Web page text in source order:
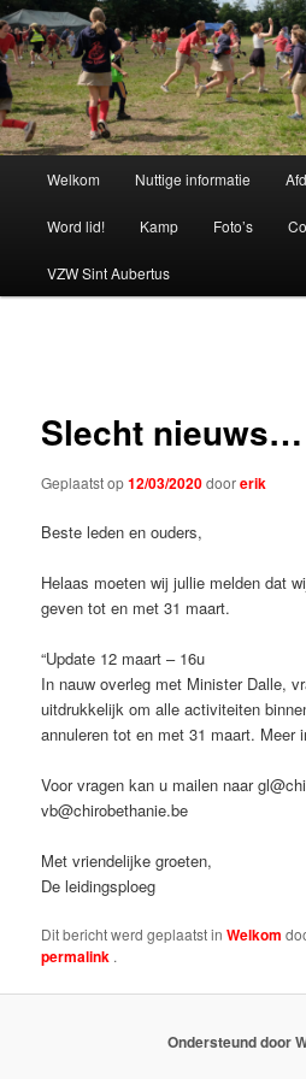
Spring
naar
de
primaire
inhoudChiro Bethanie
Welkom Nuttige informatie
Word lid! Kamp Foto’s
VZW Sint Aubertus
Slecht nieuws…
Geplaatst op12/03/2020doorerik
Beste leden en ouders,
Helaas moeten wij jullie melden dat
geven tot en met 31 maart.
“Update 12 maart – 16u
In nauw overleg met Minister Dalle,
uitdrukkelijk om alle activiteiten
annuleren tot en met 31 maart. Meer
Voor vragen kan u mailen naar
vb@chirobethanie.be
Met vriendelijke groeten,
De leidingsploeg
Dit bericht werd geplaatst inWelkom
permalink .
Ondersteund door